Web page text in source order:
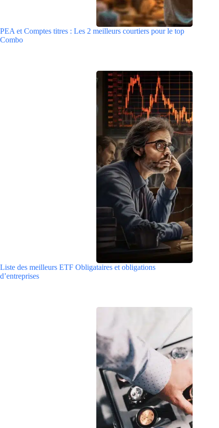
PEA et Comptes titres : Les 2 meilleurs courtiers pour le top
Combo
Liste des meilleurs ETF Obligataires et obligations
d’entreprises